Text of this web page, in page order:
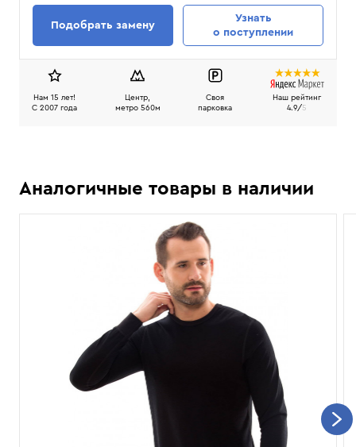
Подобрать замену
Узнать
о поступлении
Нам 15 лет!
C 2007 года
Центр,
метро 560м
Своя
парковка
Наш рейтинг
4.9/5
Аналогичные товары в наличии